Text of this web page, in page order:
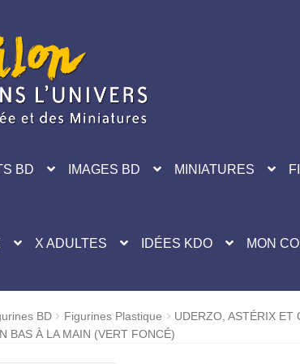
BD IMAGES BD MINIATURES
X ADULTES IDÉES KDO MON
BD Figurines Plastique
UDERZO, ASTÉRIX ET
BAS À LA MAIN (VERT FONCÉ)